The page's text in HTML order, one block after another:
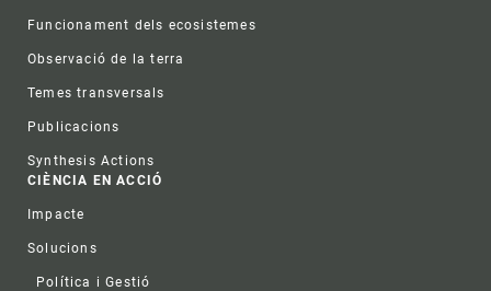
Funcionament dels ecosistemes
Observació de la terra
Temes transversals
Publicacions
Synthesis Actions
CIÈNCIA EN ACCIÓ
Impacte
Solucions
Política i Gestió